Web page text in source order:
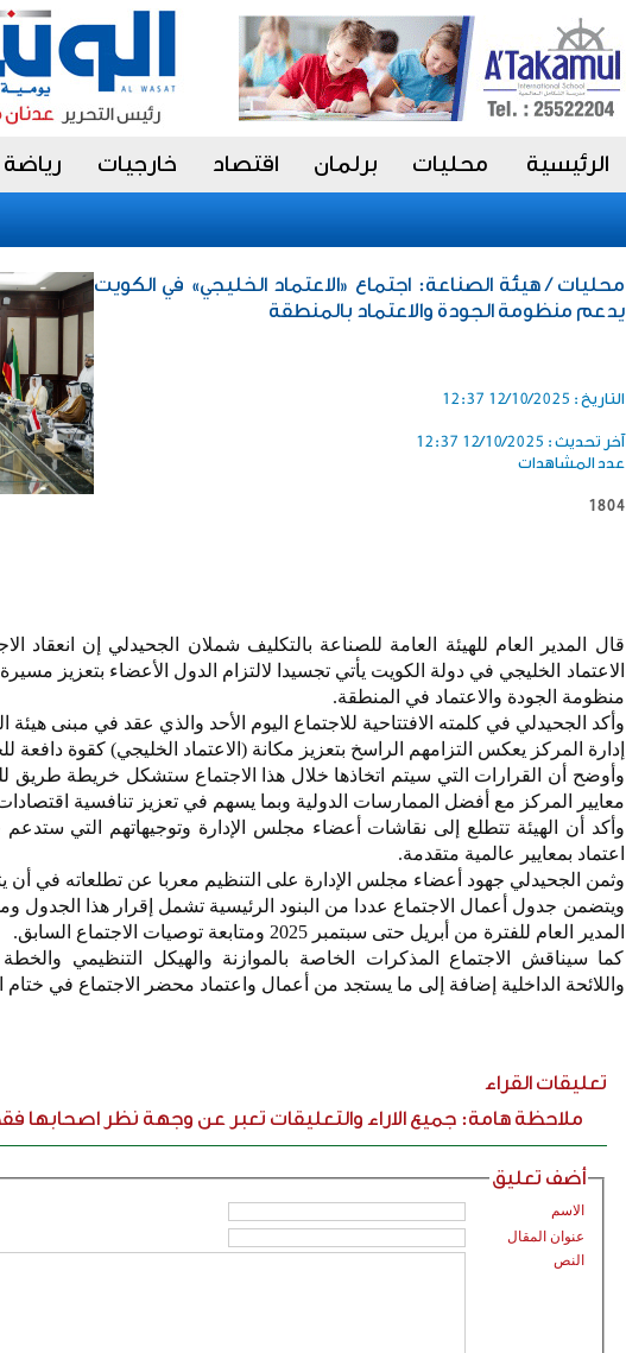
الرئيسية محليات برلمان اقتصاد خارجيات رياضة
محليات / هيئة الصناعة: اجتماع «الاعتماد الخليجي» في الكويت
يدعم منظومة الجودة والاعتماد بالمنطقة
التاريخ : 12/10/2025 12:37
آخر تحديث : 12/10/2025 12:37
عدد المشاهدات
1804
الاعتماد الخليجي في دولة الكويت يأتي تجسيدا لالتزام الدول الأعضاء بتعزيز
منظومة الجودة والاعتماد في المنطقة.
وأكد الجحيدلي في كلمته الافتتاحية للاجتماع اليوم الأحد والذي عقد في مبنى
إدارة المركز يعكس التزامهم الراسخ بتعزيز مكانة (الاعتماد الخليجي) كقوة دافعة
وأوضح أن القرارات التي سيتم اتخاذها خلال هذا الاجتماع ستشكل خريطة طريق
معايير المركز مع أفضل الممارسات الدولية وبما يسهم في تعزيز تنافسية
وأكد أن الهيئة تتطلع إلى نقاشات أعضاء مجلس الإدارة وتوجيهاتهم التي
اعتماد بمعايير عالمية متقدمة.
وثمن الجحيدلي جهود أعضاء مجلس الإدارة على التنظيم معربا عن تطلعاته في أن
ويتضمن جدول أعمال الاجتماع عددا من البنود الرئيسية تشمل إقرار هذا الجدول
المدير العام للفترة من أبريل حتى سبتمبر 2025 ومتابعة توصيات الاجتماع السابق.
كما سيناقش الاجتماع المذكرات الخاصة بالموازنة والهيكل التنظيمي والخطة
واللائحة الداخلية إضافة إلى ما يستجد من أعمال واعتماد محضر الاجتماع في ختام
تعليقات القراء
ملاحظة هامة: جميع الاراء والتعليقات تعبر عن وجهة نظر اصحابها
أضف تعليق
الاسم
عنوان المقال
النص